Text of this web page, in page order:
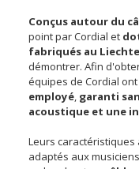
Conçus autour du
point par Cordial et
fabriqués au
démontrer. Afin
équipes de Cordial
employé, garanti
acoustique et une
Leurs
adaptés aux